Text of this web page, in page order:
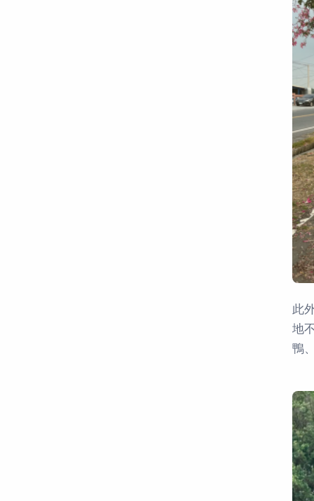
此
地
鴨